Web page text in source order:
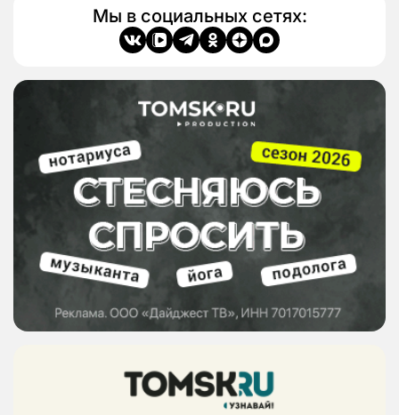
Мы в социальных сетях: